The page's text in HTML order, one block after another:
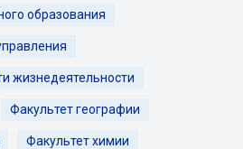
образования
жизнедеятельности
Факультет географии
Факультет химии